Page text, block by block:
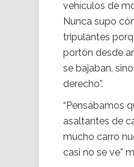
vehículos de
Nunca supo
tripulantes
portón desde
se bajaban,
derecho”.
“Pensábamos
asaltantes de
mucho carro
casi no se ve”